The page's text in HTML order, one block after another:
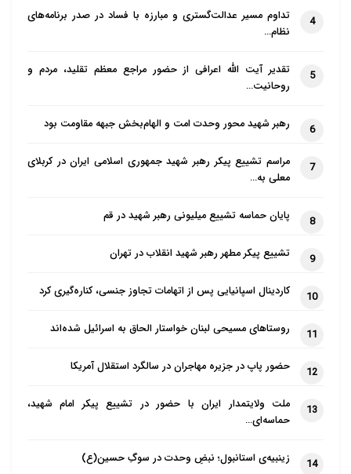
نمودار شود.
و علت انتقال روح یک فرد به جسدی دیگر را توضیح می
است که مورد قبول ما نیز است؛ اما سخن در این است که
مجدد در قالب موجود دیگر است.
سنتی معنوی را شامل می شود، درباره ی مدت و زمان
سال می دانند و گروهی دیگر می گویند ممکن است تا
میلیون ها سال طول بکشد.
در نقد این دیدگاه اشکالات فراوانی وجود دارد، که به چند
کارهایی که انجام می دهد، از قوه بودن خارج و فعلیت می
رسد و هرگز امکان ندارد چنین نفسی بار دیگر به درجه ی
قوه ی محض نزول کند و به بدنی تعلق بگیرد که در حالت
4
تداوم مسیر عدالت‌گستری و مبارزه با فساد در صدر برنامه‌های
نظام…
5
تقدیر آیت الله اعرافی از حضور مراجع معظم تقلید، مردم و
روحانیت…
6 رهبر شهید محور وحدت امت و الهام‌بخش جبهه مقاومت بود
7
مراسم تشییع پیکر رهبر شهید جمهوری اسلامی ایران در کربلای
معلی به…
8 پایان حماسه تشییع میلیونی رهبر شهید در قم
9 تشییع پیکر مطهر رهبر شهید انقلاب در تهران
10 کاردینال اسپانیایی پس از اتهامات تجاوز جنسی، کناره‌گیری کرد
11 روستاهای مسیحی لبنان خواستار الحاق به اسرائیل شده‌اند
12 حضور پاپ در جزیره مهاجران در سالگرد استقلال آمریکا
13
ملت ولایتمدار ایران با حضور در تشییع پیکر امام شهید،
حماسه‌ای…
14 زینبیه‌ی استانبول؛ نبضِ وحدت در سوگِ حسین(ع)